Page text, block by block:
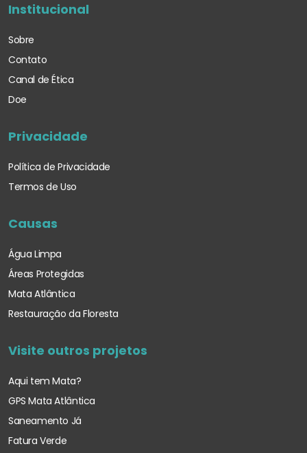
Institucional
Sobre
Contato
Canal de Ética
Doe
Privacidade
Política de Privacidade
Termos de Uso
Causas
Água Limpa
Áreas Protegidas
Mata Atlântica
Restauração da Floresta
Visite outros projetos
Aqui tem Mata?
GPS Mata Atlântica
Saneamento Já
Fatura Verde